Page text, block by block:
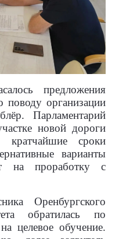
предложения
поводу организации
Парламентарий
новой дороги
кратчайшие сроки
варианты
на проработку с
Оренбургского
обратилась по
целевое обучение.